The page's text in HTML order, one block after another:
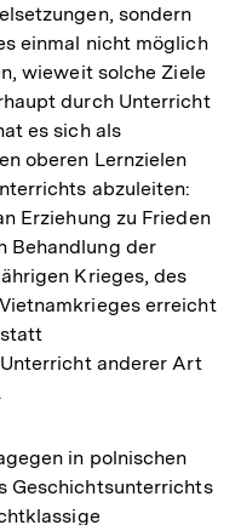
sondern
einmal nicht möglich
wieweit solche Ziele
durch Unterricht
es sich als
oberen Lernzielen
abzuleiten:
Erziehung zu Frieden
Behandlung der
Krieges, des
erreicht
anderer Art
in polnischen
Geschichtsunterrichts